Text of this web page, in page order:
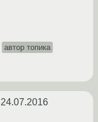
автор топика
24.07.2016